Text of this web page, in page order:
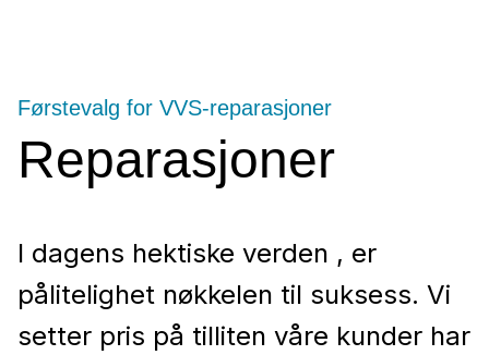
Reparasjoner
Førstevalg for VVS-reparasjoner
I dagens hektiske verden , er
pålitelighet nøkkelen til suksess. Vi
setter pris på tilliten våre kunder har